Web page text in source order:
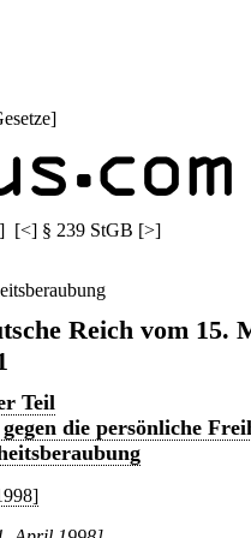
]
] [<] § 239 StGB [>]
Reich vom 15.
Teil
die persönliche